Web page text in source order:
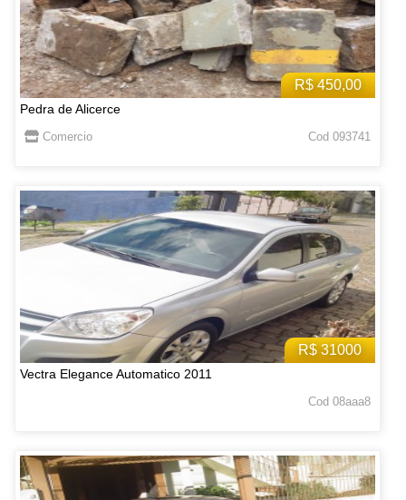
R$ 450,00
Pedra de Alicerce
Comercio Cod 093741
R$ 31000
Vectra Elegance Automatico 2011
Cod 08aaa8